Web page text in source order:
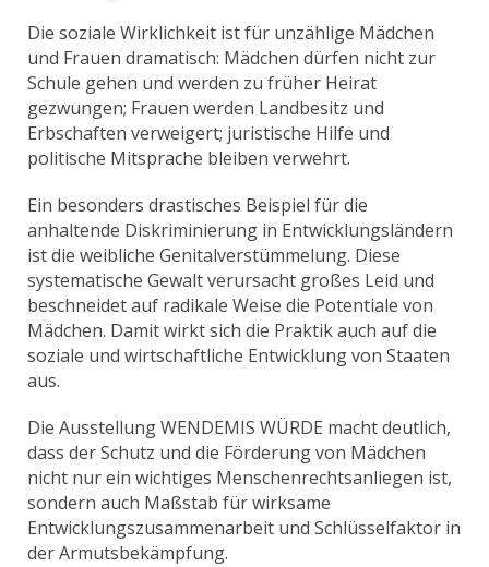
Die soziale Wirklichkeit ist für unzählige Mädchen
und Frauen dramatisch: Mädchen dürfen nicht zur
Schule gehen und werden zu früher Heirat
gezwungen; Frauen werden Landbesitz und
Erbschaften verweigert; juristische Hilfe und
politische Mitsprache bleiben verwehrt.
Ein besonders drastisches Beispiel für die
anhaltende Diskriminierung in Entwicklungsländern
ist die weibliche Genitalverstümmelung. Diese
systematische Gewalt verursacht großes Leid und
beschneidet auf radikale Weise die Potentiale von
Mädchen. Damit wirkt sich die Praktik auch auf die
soziale und wirtschaftliche Entwicklung von Staaten
aus.
Die Ausstellung WENDEMIS WÜRDE macht deutlich,
dass der Schutz und die Förderung von Mädchen
nicht nur ein wichtiges Menschenrechtsanliegen ist,
sondern auch Maßstab für wirksame
Entwicklungszusammenarbeit und Schlüsselfaktor in
der Armutsbekämpfung.